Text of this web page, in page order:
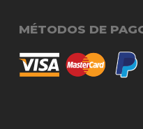
MÉTODOS DE